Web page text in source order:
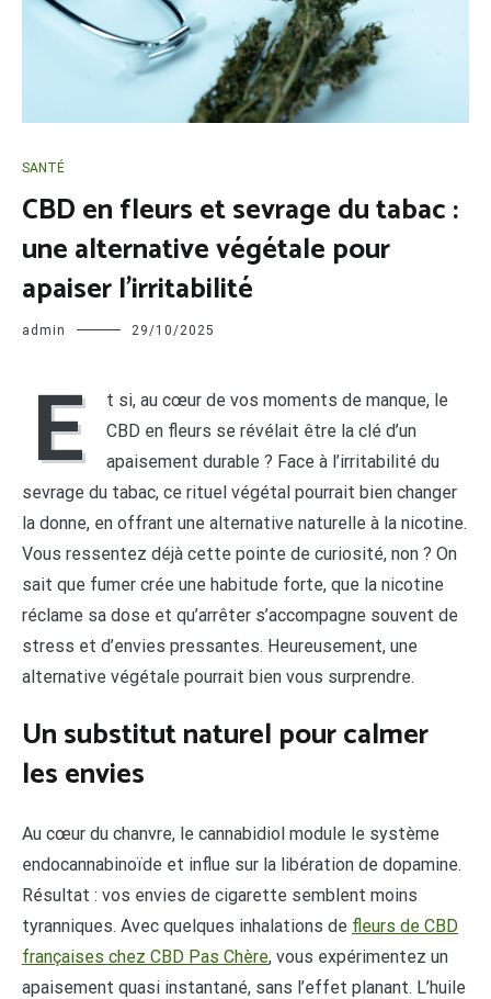
SANTÉ
CBD en fleurs et sevrage du tabac :
une alternative végétale pour
apaiser l’irritabilité
admin 29/10/2025
E
t si, au cœur de vos moments de manque, le
CBD en fleurs se révélait être la clé d’un
apaisement durable ? Face à l’irritabilité du
sevrage du tabac, ce rituel végétal pourrait bien changer
la donne, en offrant une alternative naturelle à la nicotine.
Vous ressentez déjà cette pointe de curiosité, non ? On
sait que fumer crée une habitude forte, que la nicotine
réclame sa dose et qu’arrêter s’accompagne souvent de
stress et d’envies pressantes. Heureusement, une
alternative végétale pourrait bien vous surprendre.
Un substitut naturel pour calmer
les envies
Au cœur du chanvre, le cannabidiol module le système
endocannabinoïde et influe sur la libération de dopamine.
Résultat : vos envies de cigarette semblent moins
tyranniques. Avec quelques inhalations de fleurs de CBD
françaises chez CBD Pas Chère, vous expérimentez un
apaisement quasi instantané, sans l’effet planant. L’huile